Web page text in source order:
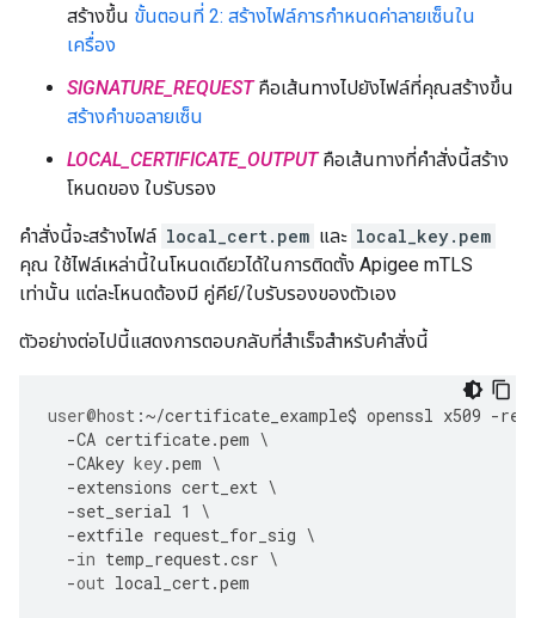
สร้างขึ้น ขั้นตอนที่ 2: สร้างไฟล์การกำหนดค่าลายเซ็นใน
เครื่อง
SIGNATURE_REQUESTคือเส้นทางไปยังไฟล์ที่คุณสร้างขึ้น
สร้างคำขอลายเซ็น
LOCAL_CERTIFICATE_OUTPUTคือเส้นทางที่คำสั่งนี้สร้าง
โหนดของ ใบรับรอง
คำสั่งนี้จะสร้างไฟล์ local_cert.pem และ local_key.pem
คุณ ใช้ไฟล์เหล่านี้ในโหนดเดียวได้ในการติดตั้ง Apigee mTLS
เท่านั้น แต่ละโหนดต้องมี คู่คีย์/ใบรับรองของตัวเอง
ตัวอย่างต่อไปนี้แสดงการตอบกลับที่สำเร็จสำหรับคำสั่งนี้
user@host :~/certificate_example$ openssl x509 -req
-CA certificate.pem \
-CAkey key.pem \
-extensions cert_ext \
-set_serial 1
\
-extfile request_for_sig \
-in temp_request.csr \
-out local_cert.pem